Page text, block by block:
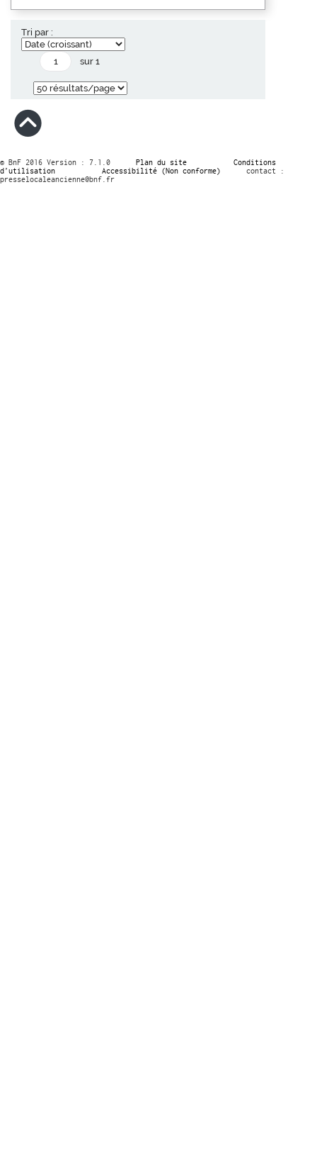
Tri par :
sur 1
© BnF 2016 Version : 7.1.0 Plan du site
Conditions
d’utilisation
Accessibilité (Non conforme)
contact :
presselocaleancienne@bnf.fr